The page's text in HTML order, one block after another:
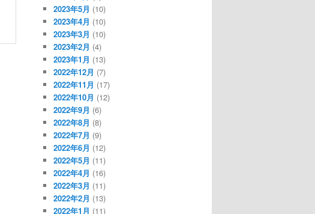
2023年5月 (10)
2023年4月 (10)
2023年3月 (10)
2023年2月 (4)
2023年1月 (13)
2022年12月 (7)
2022年11月 (17)
2022年10月 (12)
2022年9月 (6)
2022年8月 (8)
2022年7月 (9)
2022年6月 (12)
2022年5月 (11)
2022年4月 (16)
2022年3月 (11)
2022年2月 (13)
2022年1月 (11)